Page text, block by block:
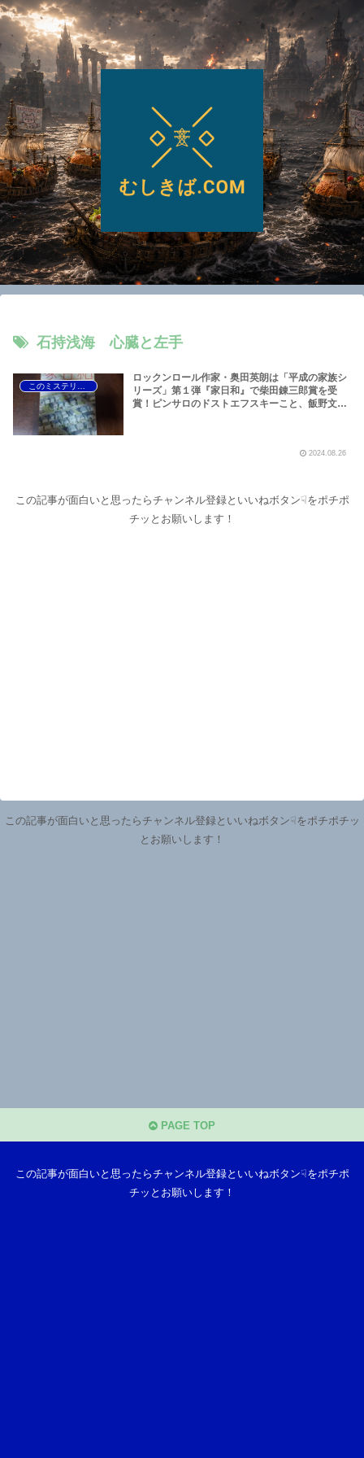
石持浅海 心臓と左手
ロックンロール作家・奥田英朗は「平成の家族シ
リーズ」第１弾『家日和』で柴田錬三郎賞を受
賞！ピンサロのドストエフスキーこと、飯野文彦
2008年版「このミステリーはすごい！」2024.08.26
この記事が面白いと思ったらチャンネル登録といいねボタン☟をポチポ
チッとお願いします！
この記事が面白いと思ったらチャンネル登録といいねボタン☟をポチポチッ
とお願いします！
PAGE TOP
この記事が面白いと思ったらチャンネル登録といいねボタン☟をポチポ
チッとお願いします！